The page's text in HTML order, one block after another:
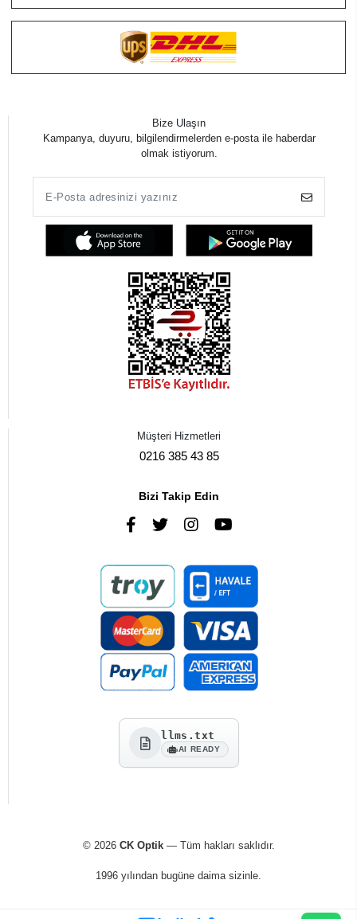
Bize Ulaşın
Kampanya, duyuru, bilgilendirmelerden e-posta ile haberdar
olmak istiyorum.
Müşteri Hizmetleri
0216 385 43 85
Bizi Takip Edin
llms.txt
AI READY
© 2026 CK Optik— Tüm hakları saklıdır.
1996 yılından bugüne daima sizinle.